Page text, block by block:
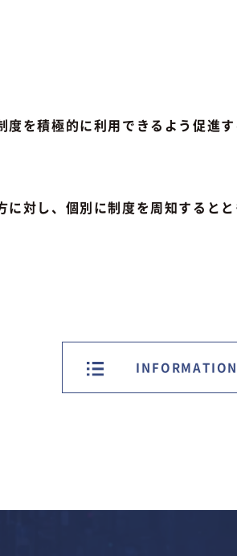
を積極的に利用できるよう促進す
対し、個別に制度を周知すると